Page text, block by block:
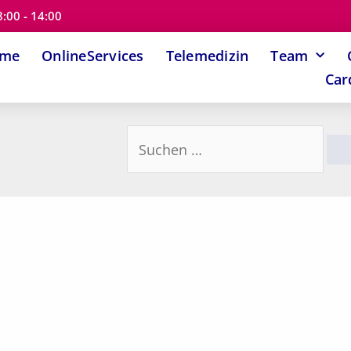
- 14:00
OnlineServices Telemedizin Team
nach: